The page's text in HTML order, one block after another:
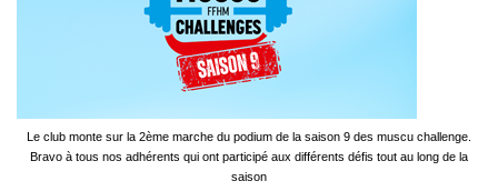
Le club monte sur la 2ème marche du podium de la saison 9 des muscu challenge.
Bravo à tous nos adhérents qui ont participé aux différents défis tout au long de la
saison